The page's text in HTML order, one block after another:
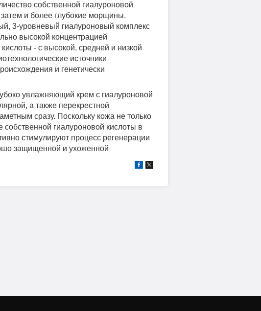
собственной гиалуроновой
и более глубокие морщины.
3-уровневый гиалуроновый комплекс
высокой концентрацией
- с высокой, средней и низкой
источники
и генетически
увлажняющий крем с гиалуроновой
а также перекрестной
сразу. Поскольку кожа не только
собственной гиалуроновой кислоты в
стимулируют процесс регенерации
защищенной и ухоженной